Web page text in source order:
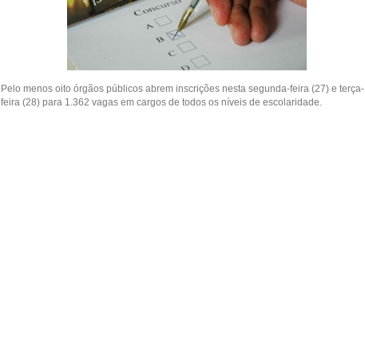
Pelo menos oito órgãos públicos abrem inscrições nesta segunda-feira (27) e terça-
feira (28) para 1.362 vagas em cargos de todos os níveis de escolaridade.